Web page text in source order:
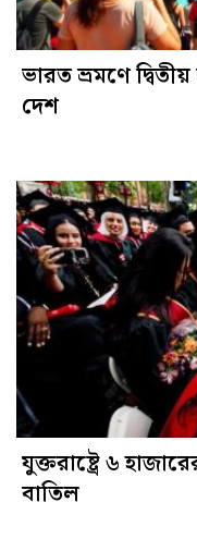
ভারত ভ্রমণে
দেশ
যুক্তরাষ্ট্রে ৬
বাতিল